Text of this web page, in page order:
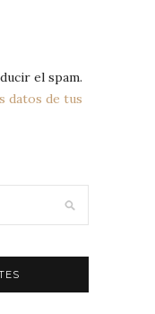
el spam.
datos de tus